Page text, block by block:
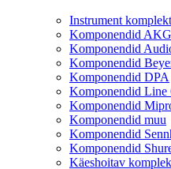
Instrument komplekt
Komponendid AKG
Komponendid
Komponendid
Komponendid DPA
Komponendid Line
Komponendid
Komponendid muu
Komponendid
Komponendid
Käeshoitav